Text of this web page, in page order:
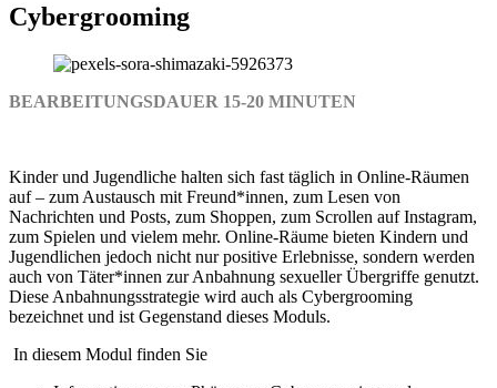
Cybergrooming
BEARBEITUNGSDAUER 15-20 MINUTEN
Kinder und Jugendliche halten sich fast täglich in Online-Räumen
auf – zum Austausch mit Freund*innen, zum Lesen von
Nachrichten und Posts, zum Shoppen, zum Scrollen auf Instagram,
zum Spielen und vielem mehr. Online-Räume bieten Kindern und
Jugendlichen jedoch nicht nur positive Erlebnisse, sondern werden
auch von Täter*innen zur Anbahnung sexueller Übergriffe genutzt.
Diese Anbahnungsstrategie wird auch als Cybergrooming
bezeichnet und ist Gegenstand dieses Moduls.
In diesem Modul finden Sie